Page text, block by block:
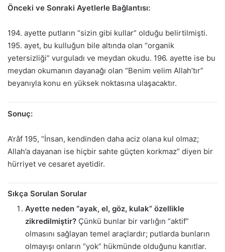
Önceki ve Sonraki Ayetlerle Bağlantısı:
194. ayette putların “sizin gibi kullar” olduğu belirtilmişti.
195. ayet, bu kulluğun bile altında olan “organik
yetersizliği” vurguladı ve meydan okudu. 196. ayette ise bu
meydan okumanın dayanağı olan “Benim velim Allah’tır”
beyanıyla konu en yüksek noktasına ulaşacaktır.
Sonuç:
A’râf 195, “İnsan, kendinden daha aciz olana kul olmaz;
Allah’a dayanan ise hiçbir sahte güçten korkmaz” diyen bir
hürriyet ve cesaret ayetidir.
Sıkça Sorulan Sorular
Ayette neden “ayak, el, göz, kulak” özellikle
zikredilmiştir? Çünkü bunlar bir varlığın “aktif”
olmasını sağlayan temel araçlardır; putlarda bunların
olmayışı onların “yok” hükmünde olduğunu kanıtlar.